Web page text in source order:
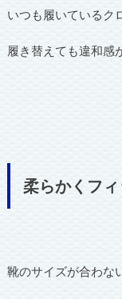
いつも履いているク
履き替えても違和感
柔らかくフ
靴のサイズが合わな